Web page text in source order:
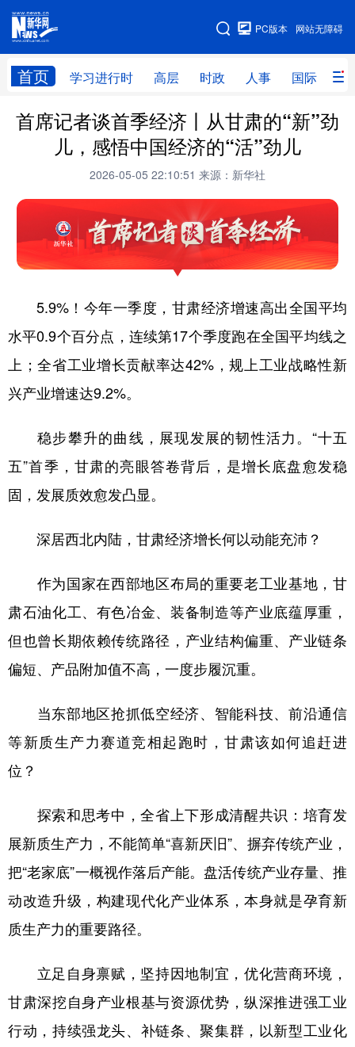
网站无障碍
PC版本
首页 学习进行时 高层 时政 人事 国际 财
网站地图
学习进行时 高层 时政 人事
国际 财经 网评 港澳
全球连线
科技 科创 量子 体育
书画 健康 军事
中央文件 金融 汽车
学术中国 乡村振兴
公益 一带一路
地方频道
北京 天津 河北 山西
辽宁 吉林 上海 江苏
浙江 安徽 福建
山东 河南 湖北 湖南
广东 广西 海南 重庆
陕西 甘肃 青海 宁夏
新疆 内蒙古 黑龙江
多语种频道
Русский язык 日本語 한국어
Deutsch Português
首席记者谈首季经济丨从甘肃的“新”劲
儿，感悟中国经济的“活”劲儿
2026-05-05 22:10:51 来源：新华社
5.9%！今年一季度，甘肃经济增速高出全国平均
水平0.9个百分点，连续第17个季度跑在全国平均线之
上；全省工业增长贡献率达42%，规上工业战略性新
兴产业增速达9.2%。
稳步攀升的曲线，展现发展的韧性活力。“十五
五”首季，甘肃的亮眼答卷背后，是增长底盘愈发稳
固，发展质效愈发凸显。
深居西北内陆，甘肃经济增长何以动能充沛？
作为国家在西部地区布局的重要老工业基地，甘
肃石油化工、有色冶金、装备制造等产业底蕴厚重，
但也曾长期依赖传统路径，产业结构偏重、产业链条
偏短、产品附加值不高，一度步履沉重。
当东部地区抢抓低空经济、智能科技、前沿通信
等新质生产力赛道竞相起跑时，甘肃该如何追赶进
位？
探索和思考中，全省上下形成清醒共识：培育发
展新质生产力，不能简单“喜新厌旧”、摒弃传统产业，
把“老家底”一概视作落后产能。盘活传统产业存量、推
动改造升级，构建现代化产业体系，本身就是孕育新
质生产力的重要路径。
立足自身禀赋，坚持因地制宜，优化营商环境，
甘肃深挖自身产业根基与资源优势，纵深推进强工业
行动，持续强龙头、补链条、聚集群，以新型工业化